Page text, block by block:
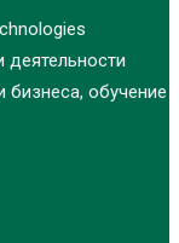
бизнеса, обучение